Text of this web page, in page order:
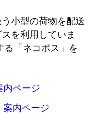
小型の荷物を配送
を利用していま
る「ネコポス」を
内ページ
案内ページ